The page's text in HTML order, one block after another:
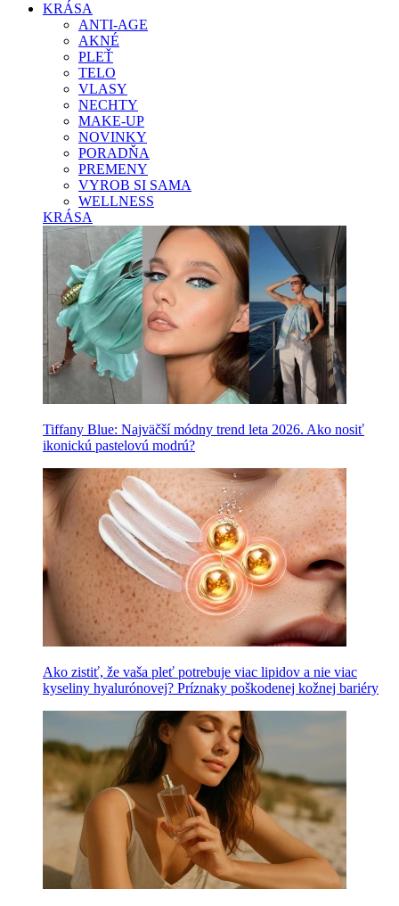
KRÁSA
ANTI-AGE
AKNÉ
PLEŤ
TELO
VLASY
NECHTY
MAKE-UP
NOVINKY
PORADŇA
PREMENY
VYROB SI SAMA
WELLNESS
KRÁSA
Tiffany Blue: Najväčší módny trend leta 2026. Ako nosiť
ikonickú pastelovú modrú?
Ako zistiť, že vaša pleť potrebuje viac lipidov a nie viac
kyseliny hyalurónovej? Príznaky poškodenej kožnej bariéry